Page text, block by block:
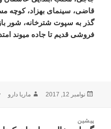
قاضی، سینمای بهزاد، کوچه
گذر به سپوت شترخانه، شور
فروشی قدیم تا جاده میوند
ارسال
نوامبر 12, 2017 نویسنده
ماریا دارو
نوشتهپیشین